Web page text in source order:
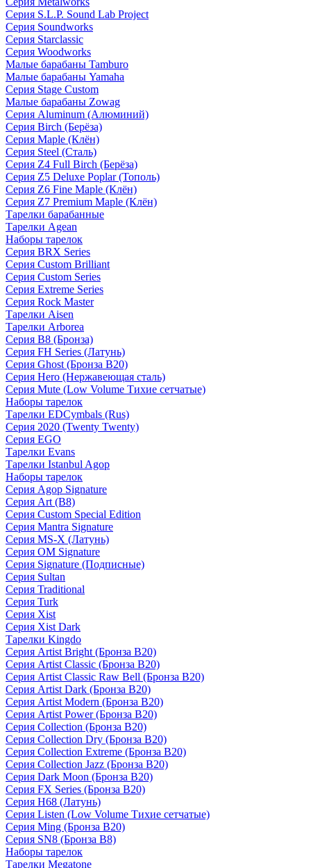
Серия S.L.P. Sound Lab Project
Серия Soundworks
Серия Starclassic
Серия Woodworks
Малые барабаны Tamburo
Малые барабаны Yamaha
Серия Stage Custom
Малые барабаны Zowag
Серия Aluminum (Алюминий)
Серия Birch (Берёза)
Серия Maple (Клён)
Серия Steel (Сталь)
Серия Z4 Full Birch (Берёза)
Серия Z5 Deluxe Poplar (Тополь)
Серия Z6 Fine Maple (Клён)
Серия Z7 Premium Maple (Клён)
Тарелки барабанные
Тарелки Agean
Наборы тарелок
Серия BRX Series
Серия Custom Brilliant
Серия Custom Series
Серия Extreme Series
Серия Rock Master
Тарелки Aisen
Тарелки Arborea
Серия B8 (Бронза)
Серия FH Series (Латунь)
Серия Ghost (Бронза B20)
Серия Hero (Нержавеющая сталь)
Серия Mute (Low Volume Тихие сетчатые)
Наборы тарелок
Тарелки EDCymbals (Rus)
Серия 2020 (Twenty Twenty)
Серия EGO
Тарелки Evans
Тарелки Istanbul Agop
Наборы тарелок
Серия Agop Signature
Серия Art (B8)
Серия Custom Special Edition
Серия Mantra Signature
Серия MS-X (Латунь)
Серия OM Signature
Серия Signature (Подписные)
Серия Sultan
Серия Traditional
Серия Turk
Серия Xist
Серия Xist Dark
Тарелки Kingdo
Серия Artist Bright (Бронза B20)
Серия Artist Classic (Бронза B20)
Серия Artist Classic Raw Bell (Бронза B20)
Серия Artist Dark (Бронза B20)
Серия Artist Modern (Бронза B20)
Серия Artist Power (Бронза B20)
Серия Collection (Бронза B20)
Серия Collection Dry (Бронза B20)
Серия Collection Extreme (Бронза B20)
Серия Collection Jazz (Бронза B20)
Серия Dark Moon (Бронза B20)
Серия FX Series (Бронза B20)
Серия H68 (Латунь)
Серия Listen (Low Volume Тихие сетчатые)
Серия Ming (Бронза B20)
Серия SN8 (Бронза B8)
Наборы тарелок
Тарелки Megatone